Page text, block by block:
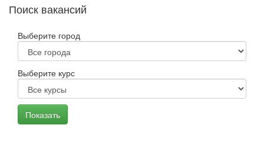
Поиск вакансий
Выберите город
Выберите курс